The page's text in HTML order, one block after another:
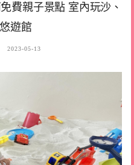
費親子景點 室內玩沙、
遊館
2023-05-13